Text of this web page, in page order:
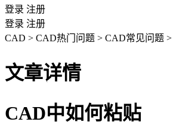
登录 注册
登录 注册
CAD > CAD热门问题 > CAD常见问题 >
文章详情
CAD中如何粘贴